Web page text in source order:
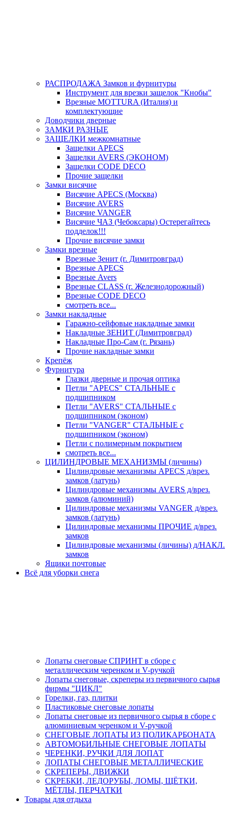
РАСПРОДАЖА Замков и фурнитуры
Инструмент для врезки защелок "Кнобы"
Врезные MOTTURA (Италия) и
комплектующие
Доводчики дверные
ЗАМКИ РАЗНЫЕ
ЗАЩЕЛКИ межкомнатные
Защелки APECS
Защелки AVERS (ЭКОНОМ)
Защелки CODE DECO
Прочие защелки
Замки висячие
Висячие APECS (Москва)
Висячие AVERS
Висячие VANGER
Висячие ЧАЗ (Чебоксары) Остерегайтесь
подделок!!!
Прочие висячие замки
Замки врезные
Врезные Зенит (г. Димитровград)
Врезные APECS
Врезные Avers
Врезные CLASS (г. Железнодорожный)
Врезные CODE DECO
смотреть все...
Замки накладные
Гаражно-сейфовые накладные замки
Накладные ЗЕНИТ (Димитровград)
Накладные Про-Сам (г. Рязань)
Прочие накладные замки
Крепёж
Фурнитура
Глазки дверные и прочая оптика
Петли "APECS" СТАЛЬНЫЕ с
подшипником
Петли "AVERS" СТАЛЬНЫЕ с
подшипником (эконом)
Петли "VANGER" СТАЛЬНЫЕ с
подшипником (эконом)
Петли с полимерным покрытием
смотреть все...
ЦИЛИНДРОВЫЕ МЕХАНИЗМЫ (личины)
Цилиндровые механизмы APECS д/врез.
замков (латунь)
Цилиндровые механизмы AVERS д/врез.
замков (алюминий)
Цилиндровые механизмы VANGER д/врез.
замков (латунь)
Цилиндровые механизмы ПРОЧИЕ д/врез.
замков
Цилиндровые механизмы (личины) д/НАКЛ.
замков
Ящики почтовые
Всё для уборки снега
Лопаты снеговые СПРИНТ в сборе с
металлическим черенком и V-ручкой
Лопаты снеговые, скреперы из первичного сырья
фирмы "ЦИКЛ"
Горелки, газ, плитки
Пластиковые снеговые лопаты
Лопаты снеговые из первичного сырья в сборе с
алюминиевым черенком и V-ручкой
СНЕГОВЫЕ ЛОПАТЫ ИЗ ПОЛИКАРБОНАТА
АВТОМОБИЛЬНЫЕ СНЕГОВЫЕ ЛОПАТЫ
ЧЕРЕНКИ, РУЧКИ ДЛЯ ЛОПАТ
ЛОПАТЫ СНЕГОВЫЕ МЕТАЛЛИЧЕСКИЕ
СКРЕПЕРЫ, ДВИЖКИ
СКРЕБКИ, ЛЕДОРУБЫ, ЛОМЫ, ЩЁТКИ,
МЁТЛЫ, ПЕРЧАТКИ
Товары для отдыха